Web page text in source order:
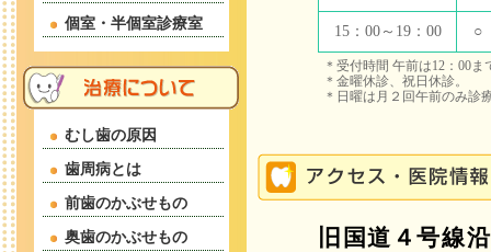
個室・半個室診療室
むし歯の原因
歯周病とは
前歯のかぶせもの
奥歯のかぶせもの
15：00～19：00 ○
＊受付時間 午前は12：00
＊金曜休診、祝日休診。
＊日曜は月２回午前のみ診
旧国道４号線